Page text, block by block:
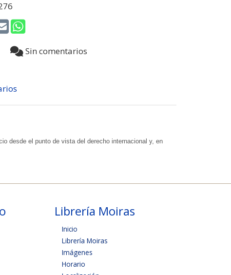
Sin comentarios
desde el punto de vista del derecho internacional y, en
Librería Moiras
Inicio
Librería Moiras
Imágenes
Horario